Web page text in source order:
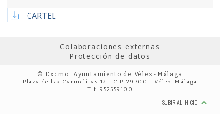
CARTEL
Colaboraciones externas
Protección de datos
© Excmo. Ayuntamiento de Vélez-Málaga
Plaza de las Carmelitas 12 - C.P. 29700 - Vélez-Málaga
Tlf: 952559100
SUBIR AL INICIO